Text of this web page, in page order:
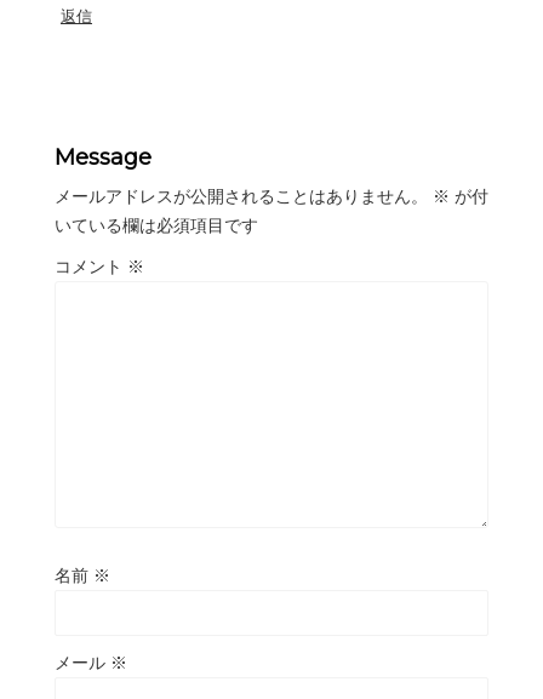
返信
Message
メールアドレスが公開されることはありません。 ※ が付
いている欄は必須項目です
コメント ※
名前 ※
メール ※